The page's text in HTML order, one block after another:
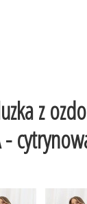
z
-